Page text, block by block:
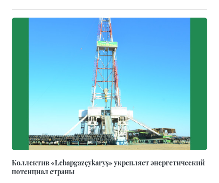
Коллектив «Lebapgazçykaryş» укрепляет энергетический
потенциал страны